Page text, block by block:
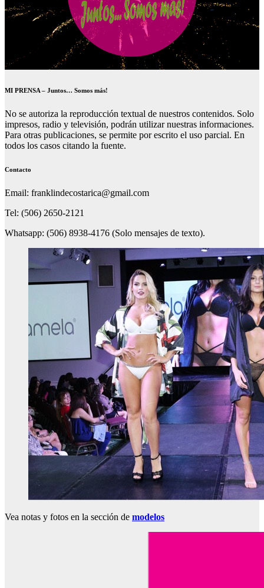
MI PRENSA – Juntos… Somos más!
No se autoriza la reproducción textual de nuestros contenidos. Solo
impresos, radio y televisión, podrán utilizar nuestras informaciones.
Para otras publicaciones, se permite por escrito el uso parcial. En
todos los casos citando la fuente.
Contacto
Email: franklindecostarica@gmail.com
Tel: (506) 2650-2121
Whatsapp: (506) 8938-4176 (Solo mensajes de texto).
Vea notas y fotos en la sección de modelos